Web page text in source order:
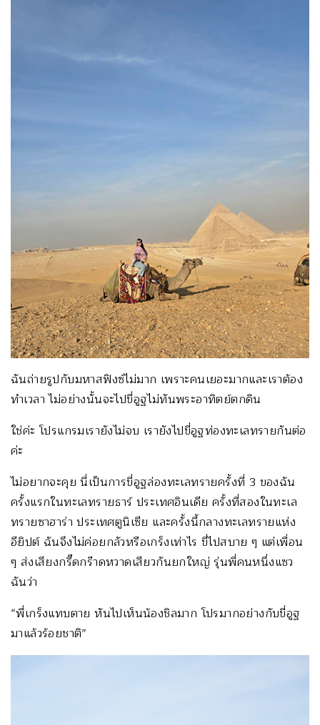
ฉันถ่ายรูปกับมหาสฟิงซ์ไม่มาก เพราะคนเยอะมากและเราต้อง
ทำเวลา ไม่อย่างนั้นจะไปขี่อูฐไม่ทันพระอาทิตย์ตกดิน
ใช่ค่ะ โปรแกรมเรายังไม่จบ เรายังไปขี่อูฐท่องทะเลทรายกันต่อ
ค่ะ
ไม่อยากจะคุย นี่เป็นการขี่อูฐล่องทะเลทรายครั้งที่ 3 ของฉัน
ครั้งแรกในทะเลทรายธาร์ ประเทศอินเดีย ครั้งที่สองในทะเล
ทรายซาฮาร่า ประเทศตูนิเซีย และครั้งนี้กลางทะเลทรายแห่ง
อียิปต์ ฉันจึงไม่ค่อยกลัวหรือเกร็งเท่าไร ขี่ไปสบาย ๆ แต่เพื่อน
ๆ ส่งเสียงกรี๊ดกร๊าดหวาดเสียวกันยกใหญ่ รุ่นพี่คนหนึ่งแซว
ฉันว่า
“พี่เกร็งแทบตาย หันไปเห็นน้องชิลมาก โปรมากอย่างกับขี่อูฐ
มาแล้วร้อยชาติ”